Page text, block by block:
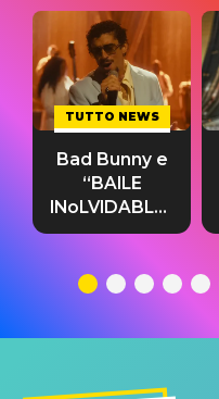
TUTTO NEWS
Bad Bunny e
“BAILE
INoLVIDABLE”:
testo,
significato